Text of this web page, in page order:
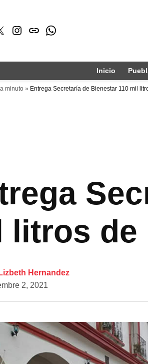
Instagram
issuuWhatsapp
Inicio
minuto » Entrega Secretaría de Bienestar 110 mil
litros de
Lizbeth Hernandez
2, 2021